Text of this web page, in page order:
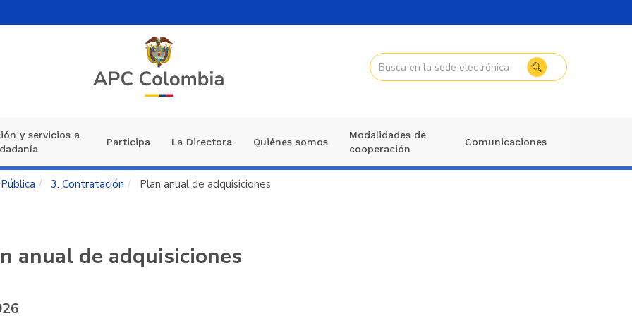
y servicios a
Participa La Directora Quiénes somos
Modalidades de
cooperación
Comunicaciones
3. Contratación Plan anual de adquisiciones
anual de adquisiciones